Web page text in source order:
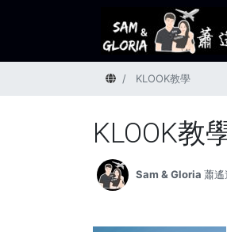
首頁 KLOOK教學
KLOOK教
Sam & Gloria 蕭遙